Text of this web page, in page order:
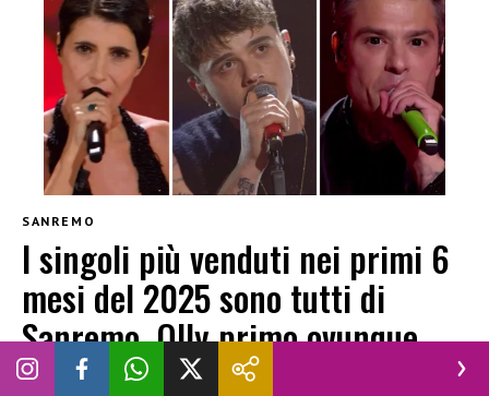
SANREMO
I singoli più venduti nei primi 6
mesi del 2025 sono tutti di
Sanremo, Olly primo ovunque
NICOLÒ FIGINI |7 LUGLIO 2025